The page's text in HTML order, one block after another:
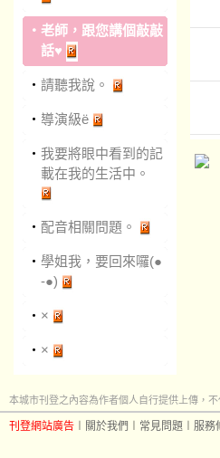
‧ 老師，跟您講個敲敲
話♥
‧ 請聽我說。
‧ 導演級ë
‧ 我要將眼中看到的記
載在我的生活中。
‧ 配音相關問題。
‧ 學姐我，要回來囉(●
-●)
‧ ×
‧ ×
本城市刊登之內容為作者個人自行提供上傳，不
刊登網站廣告 關於我們 常見問題 服務